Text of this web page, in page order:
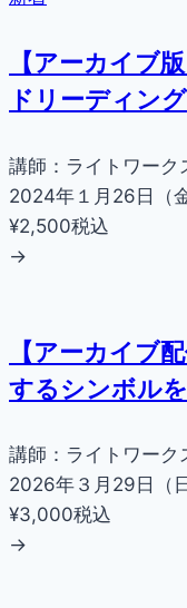
【アーカイブ
ドリーディング
講師：ライトワーク
2024年１月26日（
¥2,500税込
→
【アーカイブ
するシンボル
講師：ライトワーク
2026年３月29日（
¥3,000税込
→